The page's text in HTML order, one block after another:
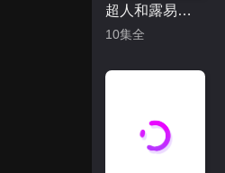
超人和露易丝 第四季
10集全